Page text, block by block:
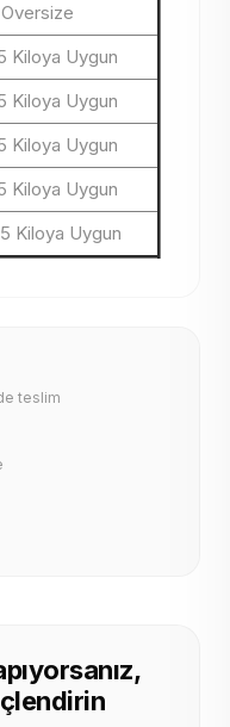
Oversize
Kiloya Uygun
Kiloya Uygun
Kiloya Uygun
Kiloya Uygun
Kiloya Uygun
teslim